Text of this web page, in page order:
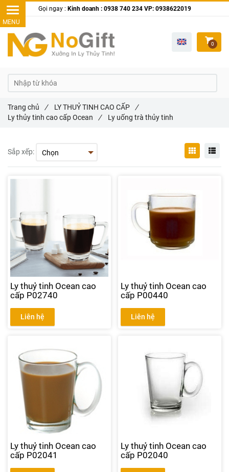
Sắp xếp:
Ly thuỷ tinh Ocean cao
cấp P02740
Liên hệ
Ly thuỷ tinh Ocean cao
cấp P00440
Liên hệ
Ly thuỷ tinh Ocean cao
cấp P02041
Ly thuỷ tinh Ocean cao
cấp P02040
Trang chủ / LY THUỶ TINH CAO CẤP /
Ly thủy tinh cao cấp Ocean
/ Ly uống trà thủy tinh
Gọi ngay : Kinh doanh : 0938 740 234 VP: 0938622019
0